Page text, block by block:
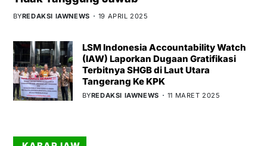
BYREDAKSI IAWNEWS 19 APRIL 2025
LSM Indonesia Accountability Watch
(IAW) Laporkan Dugaan Gratifikasi
Terbitnya SHGB di Laut Utara
Tangerang Ke KPK
BYREDAKSI IAWNEWS 11 MARET 2025